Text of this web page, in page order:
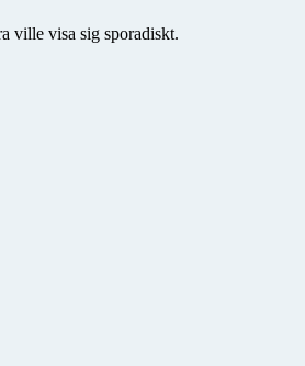
ville visa sig sporadiskt.